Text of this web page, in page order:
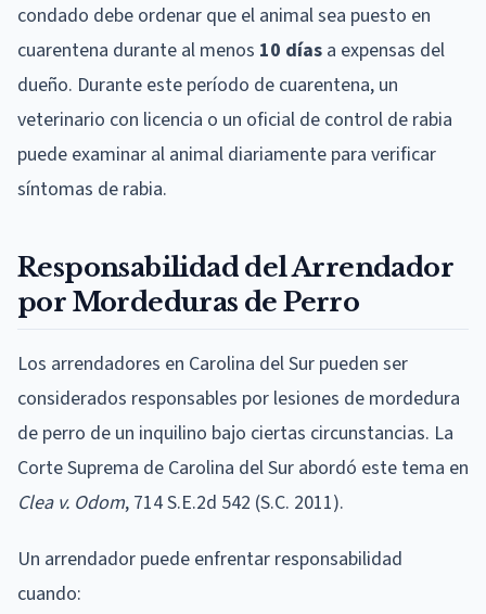
condado debe ordenar que el animal sea puesto en
cuarentena durante al menos 10 días a expensas del
dueño. Durante este período de cuarentena, un
veterinario con licencia o un oficial de control de rabia
puede examinar al animal diariamente para verificar
síntomas de rabia.
Responsabilidad del Arrendador
por Mordeduras de Perro
Los arrendadores en Carolina del Sur pueden ser
considerados responsables por lesiones de mordedura
de perro de un inquilino bajo ciertas circunstancias. La
Corte Suprema de Carolina del Sur abordó este tema en
Clea v. Odom, 714 S.E.2d 542 (S.C. 2011).
Un arrendador puede enfrentar responsabilidad
cuando: